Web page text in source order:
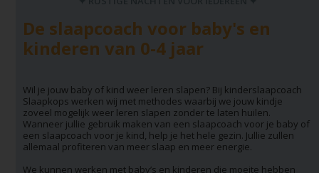
De slaapcoach voor baby's en
kinderen van 0-4 jaar
Wil je jouw baby of kind weer leren slapen? Bij kinderslaapcoach
Slaapkops werken wij met methodes waarbij we jouw kindje
zoveel mogelijk weer leren slapen zonder te laten huilen.
Wanneer jullie gebruik maken van een slaapcoach voor je baby of
een slaapcoach voor je kind, help je het hele gezin. Jullie zullen
allemaal profiteren van meer slaap en meer energie.
We kunnen werken met baby’s en kinderen die moeite hebben